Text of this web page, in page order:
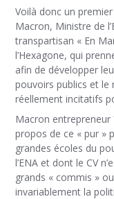
Voilà donc un
Macron, Ministre de
transpartisan « En
l’Hexagone, qui
afin de développer
pouvoirs publics et le
réellement incitatifs
Macron entrepreneur
propos de ce « pur »
grandes écoles du
l’ENA et dont le CV
grands « commis »
invariablement la